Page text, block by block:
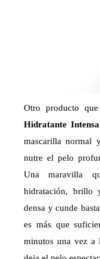
Otro producto
Hidratante
mascarilla normal
nutre el pelo
Una maravilla
hidratación, brillo
densa y cunde
es más que
minutos una vez a